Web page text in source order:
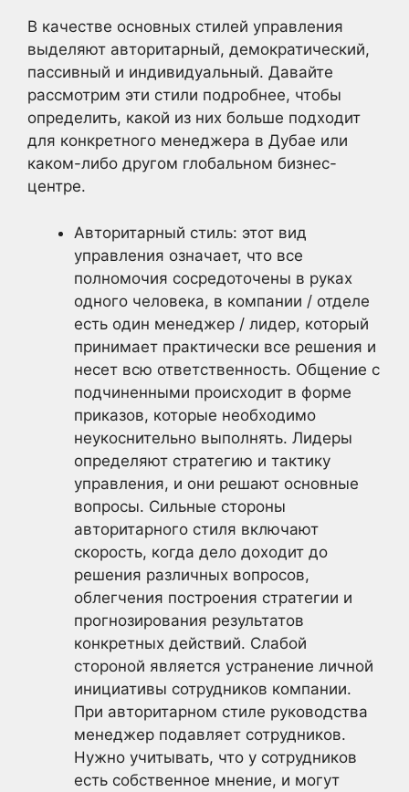
В качестве основных стилей управления
выделяют авторитарный, демократический,
пассивный и индивидуальный. Давайте
рассмотрим эти стили подробнее, чтобы
определить, какой из них больше подходит
для конкретного менеджера в Дубае или
каком-либо другом глобальном бизнес-
центре.
Авторитарный стиль: этот вид
управления означает, что все
полномочия сосредоточены в руках
одного человека, в компании / отделе
есть один менеджер / лидер, который
принимает практически все решения и
несет всю ответственность. Общение с
подчиненными происходит в форме
приказов, которые необходимо
неукоснительно выполнять. Лидеры
определяют стратегию и тактику
управления, и они решают основные
вопросы. Сильные стороны
авторитарного стиля включают
скорость, когда дело доходит до
решения различных вопросов,
облегчения построения стратегии и
прогнозирования результатов
конкретных действий. Слабой
стороной является устранение личной
инициативы сотрудников компании.
При авторитарном стиле руководства
менеджер подавляет сотрудников.
Нужно учитывать, что у сотрудников
есть собственное мнение, и могут